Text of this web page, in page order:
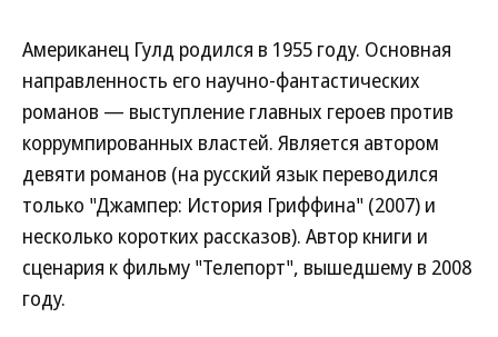
Американец Гулд родился в 1955 году. Основная
направленность его научно-фантастических
романов — выступление главных героев против
коррумпированных властей. Является автором
девяти романов (на русский язык переводился
только "Джампер: История Гриффина" (2007) и
несколько коротких рассказов). Автор книги и
сценария к фильму "Телепорт", вышедшему в 2008
году.